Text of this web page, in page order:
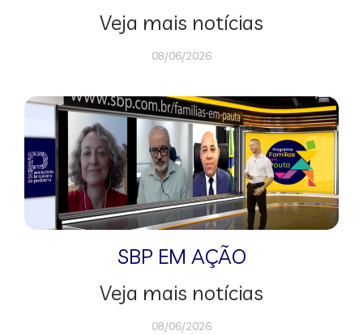
Veja mais notícias
08/06/2026
SBP EM AÇÃO
Veja mais notícias
08/06/2026